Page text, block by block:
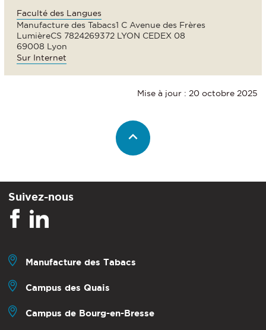
Faculté des Langues
Manufacture des Tabacs1 C Avenue des Frères
LumièreCS 7824269372 LYON CEDEX 08
69008 Lyon
Sur Internet
Mise à jour : 20 octobre 2025
Suivez-nous
Manufacture des Tabacs
Campus des Quais
Campus de Bourg-en-Bresse